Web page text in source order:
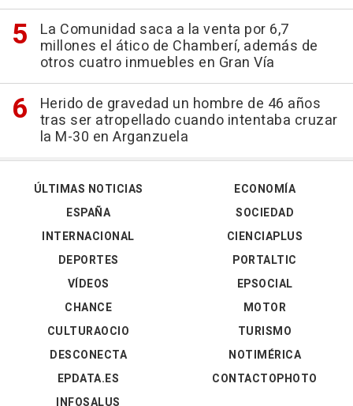
La Comunidad saca a la venta por 6,7
millones el ático de Chamberí, además de
otros cuatro inmuebles en Gran Vía
Herido de gravedad un hombre de 46 años
tras ser atropellado cuando intentaba cruzar
la M-30 en Arganzuela
ÚLTIMAS NOTICIAS
ESPAÑA
INTERNACIONAL
DEPORTES
VÍDEOS
ECONOMÍA
SOCIEDAD
CIENCIAPLUS
PORTALTIC
EPSOCIAL
CHANCE
CULTURAOCIO
DESCONECTA
EPDATA.ES
INFOSALUS
MOTOR
TURISMO
NOTIMÉRICA
CONTACTOPHOTO